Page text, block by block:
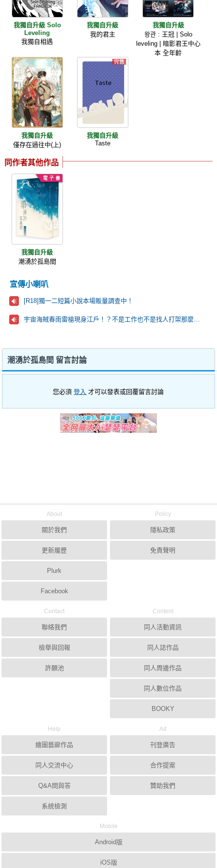
我獨自升級 Solo
Leveling
我獨自相遇
我獨自升級
我的君主
我獨自升級
왕관 : 王冠 | Solo
leveling | 暗影君王中心
本 全年齡
我獨自升級
僅存在過往中(上)
我獨自升級
Taste
同作者其他作品
我獨自升級
潮湧於孤島間
宣傳小喇叭
[R18]獨一二短篇小說本場販量調查中！
宇宙海賊春雨雷槍現身江戶！？不是工作也不是找人打架那麼到萬事屋的目的究竟是…？
潮湧於孤島間 留言討論
您必須登入 才可以發表或回覆留言討論
About
關於我們
更新履歷
Plurk
Facebook
Policy
隱私政策
免責聲明
Contact
聯絡我們
檢舉與回報
許願池
Content
同人活動資訊
同人誌作品
同人周邊作品
同人數位作品
BOOKY
Help
繪圖藝廊作品
同人交流中心
Q&A問與答
系統檢測
Ad
刊登廣告
合作提案
贊助我們
Mobile
Android版
iOS版